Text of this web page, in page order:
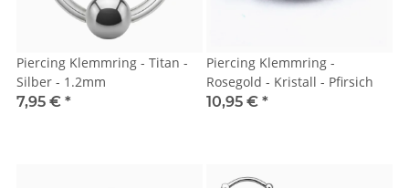
Piercing Klemmring - Titan -
Silber - 1.2mm
7,95 € *
Piercing Klemmring -
Rosegold - Kristall - Pfirsich
10,95 € *